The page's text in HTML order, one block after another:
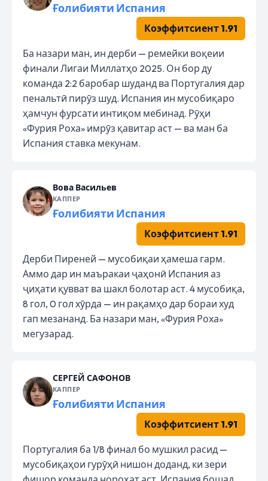
Ғолибияти Испания
Коэффитсиент 1.91
Ба назари ман, ин дерби — ремейки воқеии
финали Лигаи Миллатҳо 2025. Он бор ду
команда 2:2 баробар шуданд ва Португалия дар
пенальтӣ пирӯз шуд. Испания ин мусобиқаро
ҳамчун фурсати интиқом мебинад. Рӯҳи
«Фурия Роха» имрӯз қавитар аст — ва ман ба
Испания ставка мекунам.
Вова Васильев
КАППЕР
Ғолибияти Испания
Коэффитсиент 1.91
Дерби Пиреней — мусобиқаи ҳамеша гарм.
Аммо дар ин маъракаи ҷаҳонӣ Испания аз
ҷиҳати қувват ва шакл болотар аст. 4 мусобиқа,
8 гол, 0 гол хӯрда — ин рақамҳо дар бораи худ
гап мезананд. Ба назари ман, «Фурия Роха»
мегузарад.
СЕРГЕЙ САФОНОВ
КАППЕР
Ғолибияти Испания
Коэффитсиент 1.91
Португалия ба 1/8 финал бо мушкил расид —
мусобиқаҳои гурӯҳӣ нишон доданд, ки зери